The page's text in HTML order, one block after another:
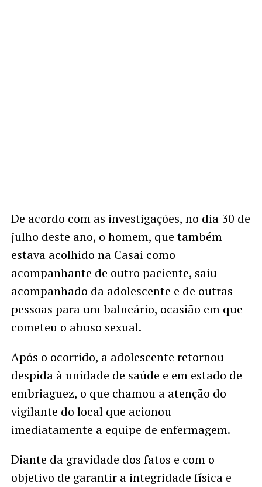
De acordo com as investigações, no dia 30 de
julho deste ano, o homem, que também
estava acolhido na Casai como
acompanhante de outro paciente, saiu
acompanhado da adolescente e de outras
pessoas para um balneário, ocasião em que
cometeu o abuso sexual.
Após o ocorrido, a adolescente retornou
despida à unidade de saúde e em estado de
embriaguez, o que chamou a atenção do
vigilante do local que acionou
imediatamente a equipe de enfermagem.
Diante da gravidade dos fatos e com o
objetivo de garantir a integridade física e